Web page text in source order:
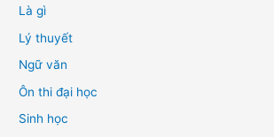
Là gì
Lý thuyết
Ngữ văn
Ôn thi đại học
Sinh học